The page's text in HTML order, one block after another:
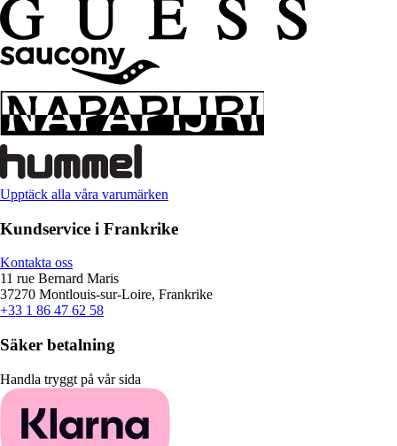
Upptäck alla våra varumärken
Kundservice i Frankrike
Kontakta oss
11 rue Bernard Maris
37270 Montlouis-sur-Loire, Frankrike
+33 1 86 47 62 58
Säker betalning
Handla tryggt på vår sida